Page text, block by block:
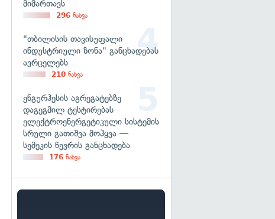
მიმართავს
296 ნახვა
"თბილისის თავისუფალი
ინდუსტრიული ზონა" განცხადებას
ავრცელებს
210 ნახვა
ენგურჰესის აგრეგატებზე
დაგეგმილ ტესტირებას
ელექტროენერგეტიკული სისტემის
სრული გათიშვა მოჰყვა —
სემეკის წევრის განცხადება
176 ნახვა